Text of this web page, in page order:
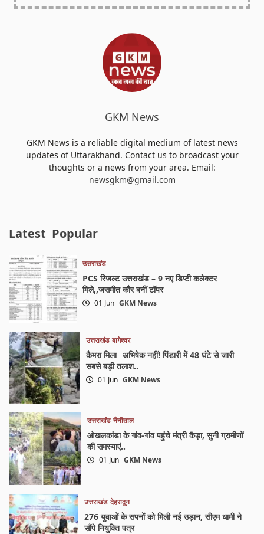
GKM News
GKM News is a reliable digital medium of latest news
updates of Uttarakhand. Contact us to broadcast your
thoughts or a news from your area. Email:
newsgkm@gmail.com
Latest Popular
उत्तराखंड
PCS रिजल्ट उत्तराखंड – 9 नए डिप्टी कलेक्टर
मिले,,जसमीत कौर बनीं टॉपर
01 Jun GKM News
उत्तराखंड बागेश्वर
कैमरा मिला_ अभिषेक नहीं! पिंडारी में 48 घंटे से जारी
सबसे बड़ी तलाश..
01 Jun GKM News
उत्तराखंड नैनीताल
ओखलकांडा के गांव-गांव पहुंचे मंत्री कैड़ा, सुनी ग्रामीणों
की समस्याएं..
01 Jun GKM News
उत्तराखंड देहरादून
276 युवाओं के सपनों को मिली नई उड़ान, सीएम धामी ने
सौंपे नियुक्ति पत्र